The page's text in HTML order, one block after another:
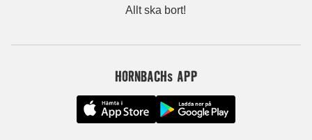
Allt ska bort!
HORNBACHs APP